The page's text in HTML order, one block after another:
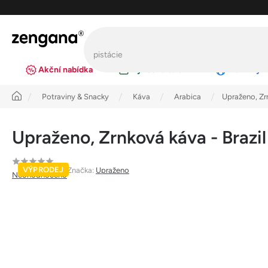
obsah
Akční nabídka
Úvod Potraviny & Snacky Káva Arabica Upraženo,
Upraženo, Zrnková káva -
VÝPRODEJ
Průměrné
hodnocení
Neohodnoceno
Značka: Upraženo